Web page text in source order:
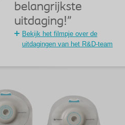
belangrijkste
uitdaging!”
Bekijk het filmpje over de
uitdagingen van het R&D-team